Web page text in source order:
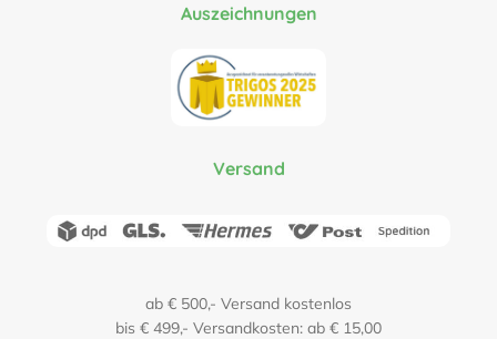
Auszeichnungen
Versand
ab € 500,- Versand kostenlos
bis € 499,- Versandkosten: ab € 15,00